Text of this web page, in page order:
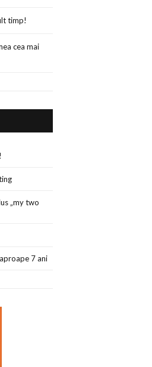
timp!
cea mai
„my two
7 ani